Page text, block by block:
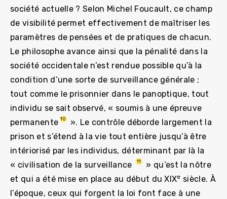
société actuelle ? Selon Michel Foucault, ce champ
de visibilité permet effectivement de maîtriser les
paramètres de pensées et de pratiques de chacun.
Le philosophe avance ainsi que la pénalité dans la
société occidentale n’est rendue possible qu’à la
condition d’une sorte de surveillance générale ;
tout comme le prisonnier dans le panoptique, tout
individu se sait observé, « soumis à une épreuve
permanente 10
». Le contrôle déborde largement la
prison et s’étend à la vie tout entière jusqu’à être
intériorisé par les individus, déterminant par là la
« civilisation de la surveillance
11
» qu’est la nôtre
et qui a été mise en place au début du XIXe siècle. À
l’époque, ceux qui forgent la loi font face à une